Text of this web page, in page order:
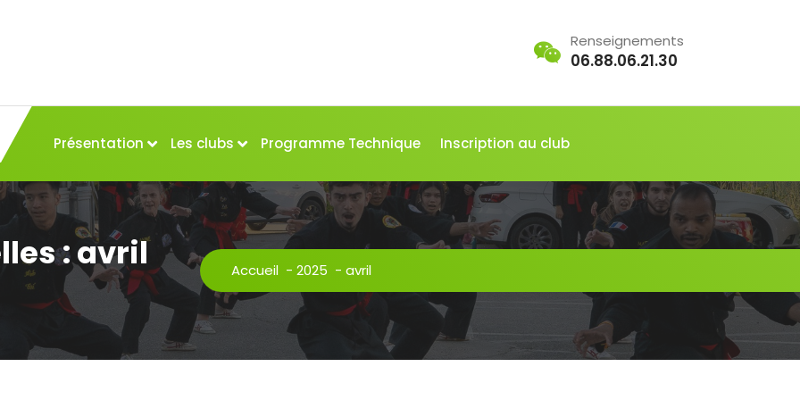
Renseignements
06.88.06.21.30
Présentation Les clubs Programme Technique Inscription au club
: avril
Accueil - 2025 - avril